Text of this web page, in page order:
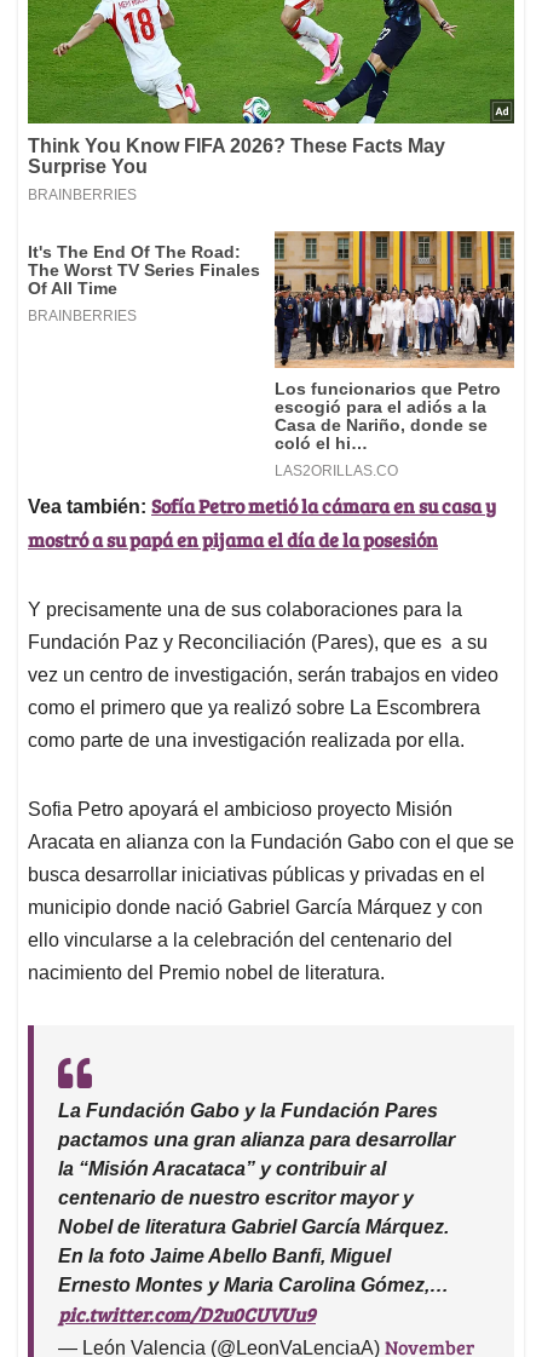
Vea también: Sofía Petro metió la cámara en su casa y
mostró a su papá en pijama el día de la posesión
Y precisamente una de sus colaboraciones para la
Fundación Paz y Reconciliación (Pares), que es a su
vez un centro de investigación, serán trabajos en video
como el primero que ya realizó sobre La Escombrera
como parte de una investigación realizada por ella.
Sofia Petro apoyará el ambicioso proyecto Misión
Aracata en alianza con la Fundación Gabo con el que se
busca desarrollar iniciativas públicas y privadas en el
municipio donde nació Gabriel García Márquez y con
ello vincularse a la celebración del centenario del
nacimiento del Premio nobel de literatura.
La Fundación Gabo y la Fundación Pares
pactamos una gran alianza para desarrollar
la “Misión Aracataca” y contribuir al
centenario de nuestro escritor mayor y
Nobel de literatura Gabriel García Márquez.
En la foto Jaime Abello Banfi, Miguel
Ernesto Montes y Maria Carolina Gómez,…
pic.twitter.com/D2u0CUVUu9
— León Valencia (@LeonVaLenciaA) November